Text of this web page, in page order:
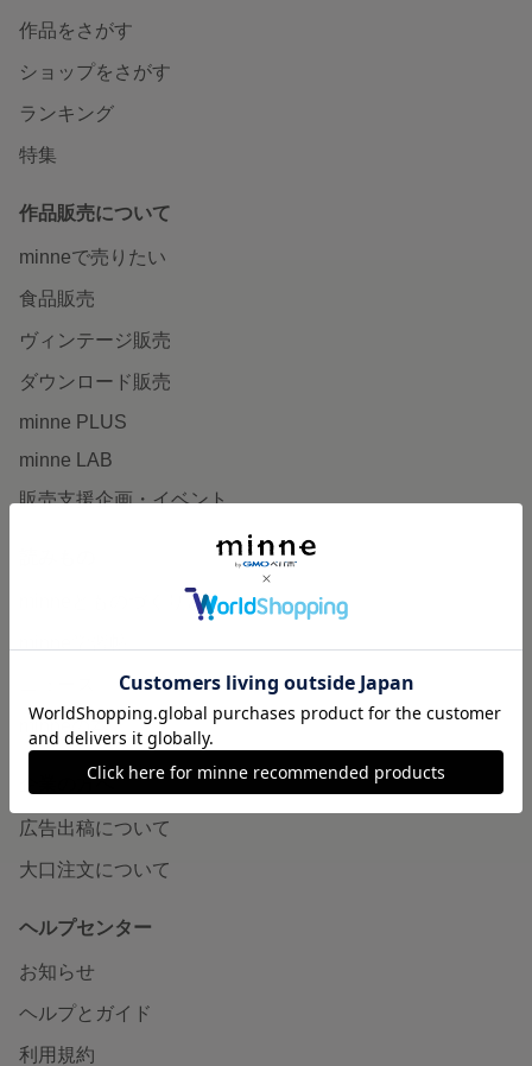
作品をさがす
ショップをさがす
ランキング
特集
作品販売について
minneで売りたい
食品販売
ヴィンテージ販売
ダウンロード販売
minne PLUS
minne LAB
販売支援企画・イベント
minneとものづくりと
minneの本
企業の方へ
広告出稿について
大口注文について
ヘルプセンター
お知らせ
ヘルプとガイド
利用規約